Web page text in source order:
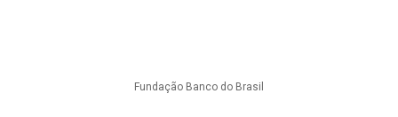
Fundação Banco do Brasil